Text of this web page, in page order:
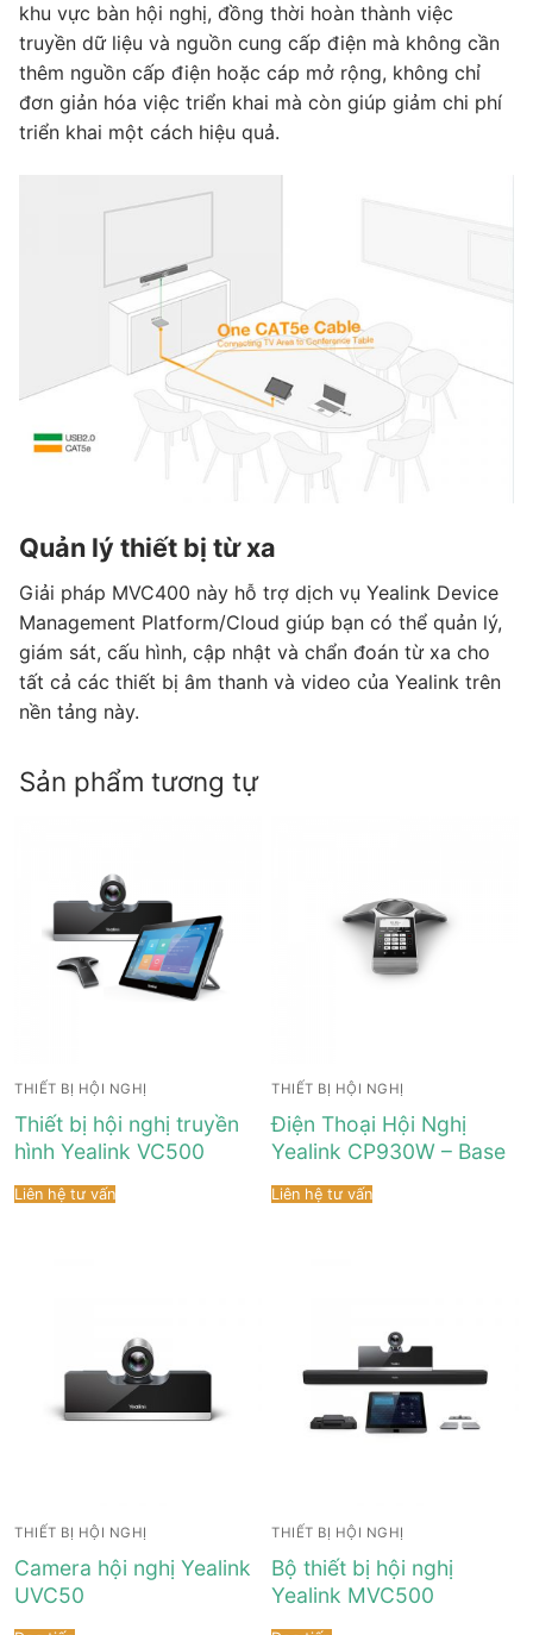
khu vực bàn hội nghị, đồng thời hoàn thành việc
truyền dữ liệu và nguồn cung cấp điện mà không cần
thêm nguồn cấp điện hoặc cáp mở rộng, không chỉ
đơn giản hóa việc triển khai mà còn giúp giảm chi phí
triển khai một cách hiệu quả.
Quản lý thiết bị từ xa
Giải pháp MVC400 này hỗ trợ dịch vụ Yealink Device
Management Platform/Cloud giúp bạn có thể quản lý,
giám sát, cấu hình, cập nhật và chẩn đoán từ xa cho
tất cả các thiết bị âm thanh và video của Yealink trên
nền tảng này.
Sản phẩm tương tự
THIẾT BỊ HỘI NGHỊ
Thiết bị hội nghị truyền
hình Yealink VC500
Liên hệ tư vấn
THIẾT BỊ HỘI NGHỊ
Điện Thoại Hội Nghị
Yealink CP930W – Base
Liên hệ tư vấn
THIẾT BỊ HỘI NGHỊ
Camera hội nghị Yealink
UVC50
THIẾT BỊ HỘI NGHỊ
Bộ thiết bị hội nghị
Yealink MVC500